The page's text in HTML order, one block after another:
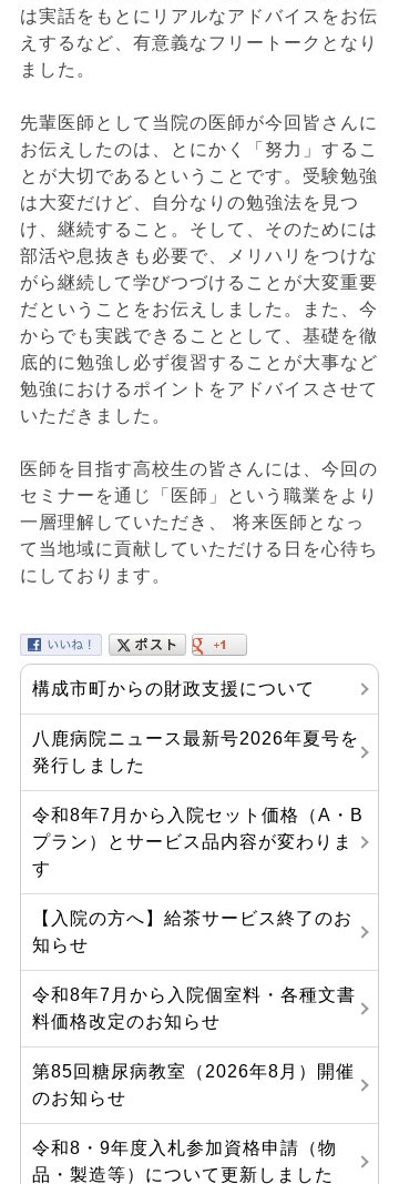
は実話をもとにリアルなアドバイスをお伝
えするなど、有意義なフリートークとなり
ました。
先輩医師として当院の医師が今回皆さんに
お伝えしたのは、とにかく「努力」するこ
とが大切であるということです。受験勉強
は大変だけど、自分なりの勉強法を見つ
け、継続すること。そして、そのためには
部活や息抜きも必要で、メリハリをつけな
がら継続して学びつづけることが大変重要
だということをお伝えしました。また、今
からでも実践できることとして、基礎を徹
底的に勉強し必ず復習することが大事など
勉強におけるポイントをアドバイスさせて
いただきました。
医師を目指す高校生の皆さんには、今回の
セミナーを通じ「医師」という職業をより
一層理解していただき、 将来医師となっ
て当地域に貢献していただける日を心待ち
にしております。
構成市町からの財政支援について
八鹿病院ニュース最新号2026年夏号を
発行しました
令和8年7月から入院セット価格（A・B
プラン）とサービス品内容が変わりま
す
【入院の方へ】給茶サービス終了のお
知らせ
令和8年7月から入院個室料・各種文書
料価格改定のお知らせ
第85回糖尿病教室（2026年8月）開催
のお知らせ
令和8・9年度入札参加資格申請（物
品・製造等）について更新しました